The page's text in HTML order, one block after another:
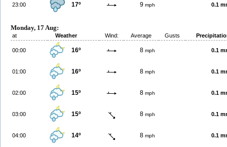
23:00 17º 9 mph 0.1
Monday, 17 Aug:
at Weather Wind: Average Gusts
00:00 16º 8 mph 0.1
01:00 16º 8 mph 0.1
02:00 15º 8 mph 0.1
03:00 15º 8 mph 0.1
04:00 14º 8 mph 0.1